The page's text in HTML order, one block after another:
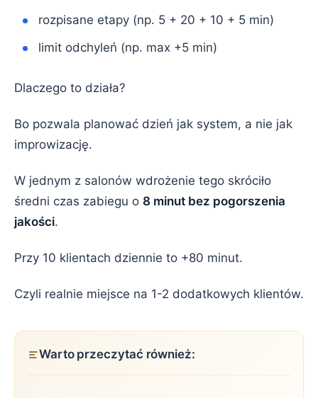
rozpisane etapy (np. 5 + 20 + 10 + 5 min)
limit odchyleń (np. max +5 min)
Dlaczego to działa?
Bo pozwala planować dzień jak system, a nie jak
improwizację.
W jednym z salonów wdrożenie tego skróciło
średni czas zabiegu o 8 minut bez pogorszenia
jakości.
Przy 10 klientach dziennie to +80 minut.
Czyli realnie miejsce na 1-2 dodatkowych klientów.
Warto przeczytać również: